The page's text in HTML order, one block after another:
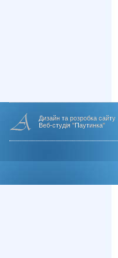
Дизайн та розробка сайту
Веб-студія "Паутинка"